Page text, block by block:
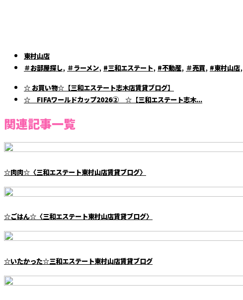
東村山店
＃お部屋探し, ＃ラーメン, #三和エステート, #不動産, ＃売買, #東村山店,
☆ お買い物☆【三和エステート志木店賃貸ブログ】
☆ FIFAワールドカップ2026② ☆【三和エステート志木...
関連記事一覧
☆肉肉☆〈三和エステート東村山店賃貸ブログ〉
☆ごはん☆〈三和エステート東村山店賃貸ブログ〉
☆いたかった☆三和エステート東村山店賃貸ブログ